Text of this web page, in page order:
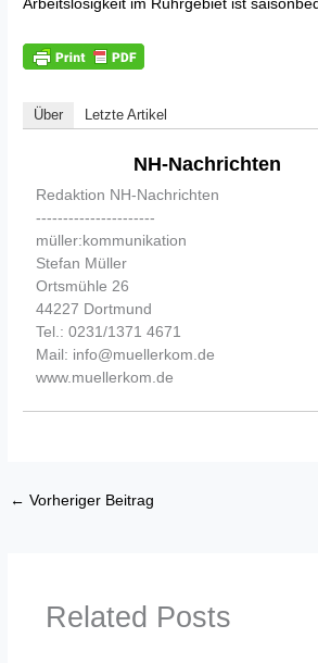
Arbeitslosigkeit im Ruhrgebiet ist
Über Letzte Artikel
NH-Nachrichten
Redaktion NH-Nachrichten
----------------------
müller:kommunikation
Stefan Müller
Ortsmühle 26
44227 Dortmund
Tel.: 0231/1371 4671
Mail: info@muellerkom.de
www.muellerkom.de
← Vorheriger Beitrag
Related Posts